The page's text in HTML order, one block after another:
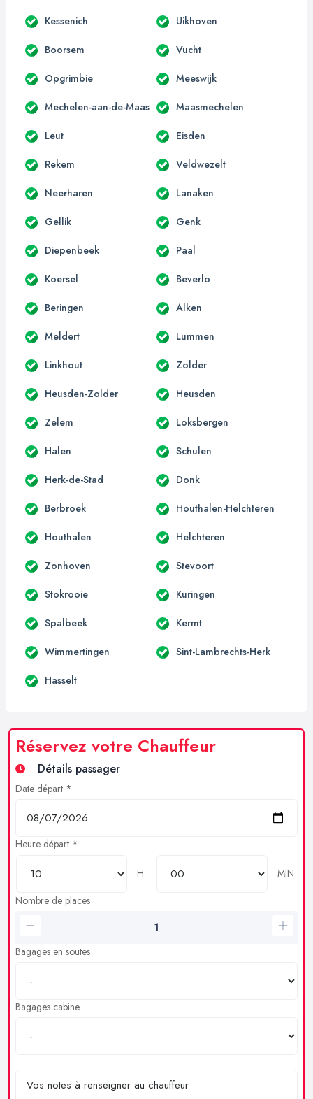
Kessenich Uikhoven
Boorsem Vucht
Opgrimbie Meeswijk
Mechelen-aan-de-Maas Maasmechelen
Leut Eisden
Rekem Veldwezelt
Neerharen Lanaken
Gellik Genk
Diepenbeek Paal
Koersel Beverlo
Beringen Alken
Meldert Lummen
Linkhout Zolder
Heusden-Zolder Heusden
Zelem Loksbergen
Halen Schulen
Herk-de-Stad Donk
Berbroek Houthalen-Helchteren
Houthalen Helchteren
Zonhoven Stevoort
Stokrooie Kuringen
Spalbeek Kermt
Wimmertingen Sint-Lambrechts-Herk
Hasselt
Réservez votre Chauffeur
Détails passager
Date départ *
Heure départ *
H
MIN
Nombre de places
Bagages en soutes
Bagages cabine